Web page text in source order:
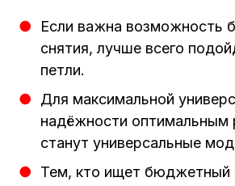
Если важна возможность
снятия, лучше всего
петли.
Для максимальной
надёжности оптимальным
станут универсальные
Тем, кто ищет бюджетный